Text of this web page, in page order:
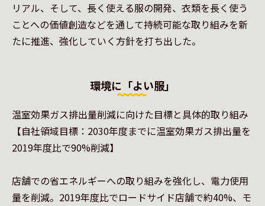
リアル、そして、長く使える服の開発、衣類を長く使う
ことへの価値創造などを通して持続可能な取り組みを新
環境に「よい服」
温室効果ガス排出量削減に向けた目標と具体的取り組み
【自社領域目標：2030年度までに温室効果ガス排出量を
2019年度比で90%削減】
店舗での省エネルギーへの取り組みを強化し、電力使用
量を削減。2019年度比でロードサイド店舗で約40%、モ